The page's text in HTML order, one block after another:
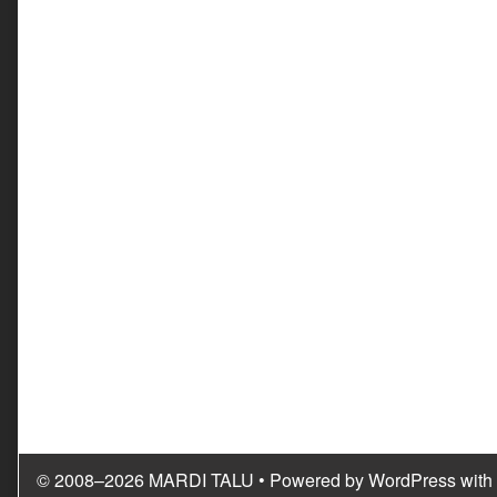
© 2008–2026 MARDI TALU • Powered byWordPresswith